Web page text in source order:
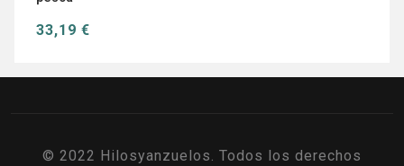
33,19 €
© 2022 Hilosyanzuelos. Todos los derechos